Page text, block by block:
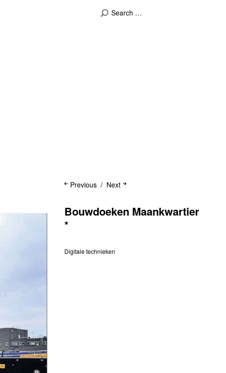
Next
Previous
Bouwdoeken Maankwartier
*
Digitale technieken